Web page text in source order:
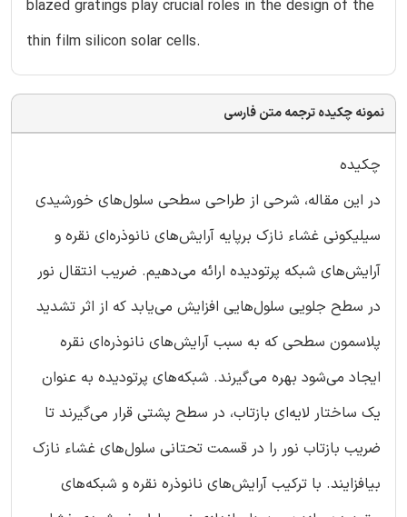
blazed gratings play crucial roles in the design of the
thin film silicon solar cells.
نمونه چکیده ترجمه متن فارسی
چکیده
در این مقاله، شرحی از طراحی سطحی سلول‌های خورشیدی
سیلیکونی غشاء نازک برپایه آرایش‌های نانوذره‌ای نقره و
آرایش‌های شبکه پرتودیده ارائه می‌دهیم. ضریب انتقال نور
در سطح جلویی سلول‌هایی افزایش می‌یابد که از اثر تشدید
پلاسمون سطحی که به سبب آرایش‌های نانوذره‌ای نقره
ایجاد می‌شود بهره می‌گیرند. شبکه‌های پرتودیده به عنوان
یک ساختار لایه‌ای بازتاب، در سطح پشتی قرار می‌گیرند تا
ضریب بازتاب نور را در قسمت تحتانی سلول‌های غشاء نازک
بیافزایند. با ترکیب آرایش‌های نانوذره نقره و شبکه‌های